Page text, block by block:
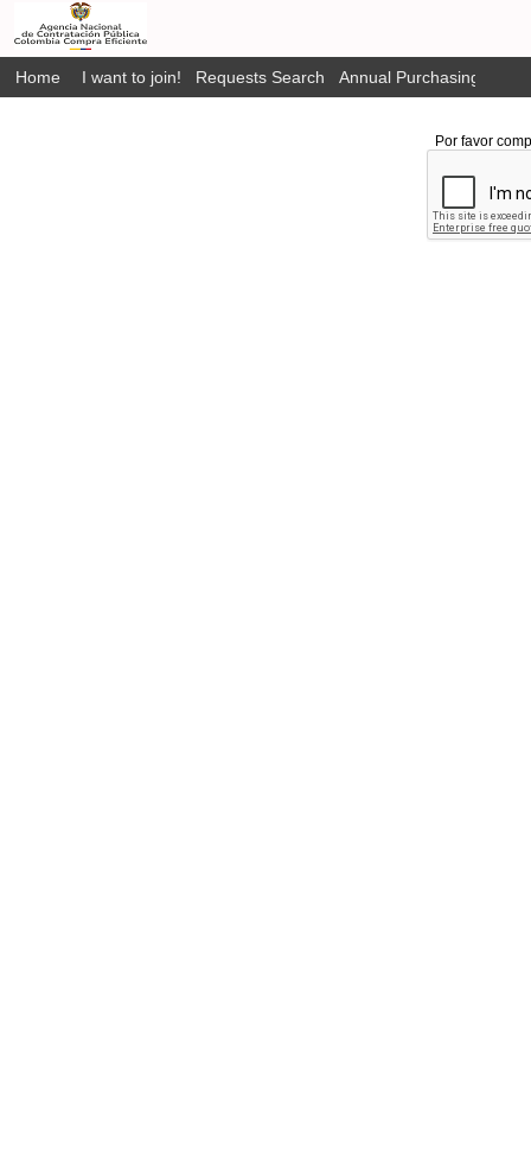
Home I want to join! Requests Search Annual Purchasing Plan
Por favor